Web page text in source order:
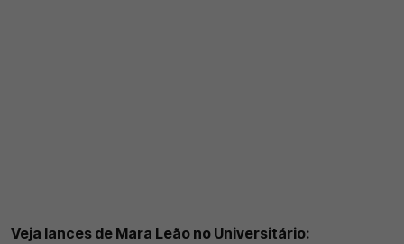
Veja lances de Mara Leão no Universitário: